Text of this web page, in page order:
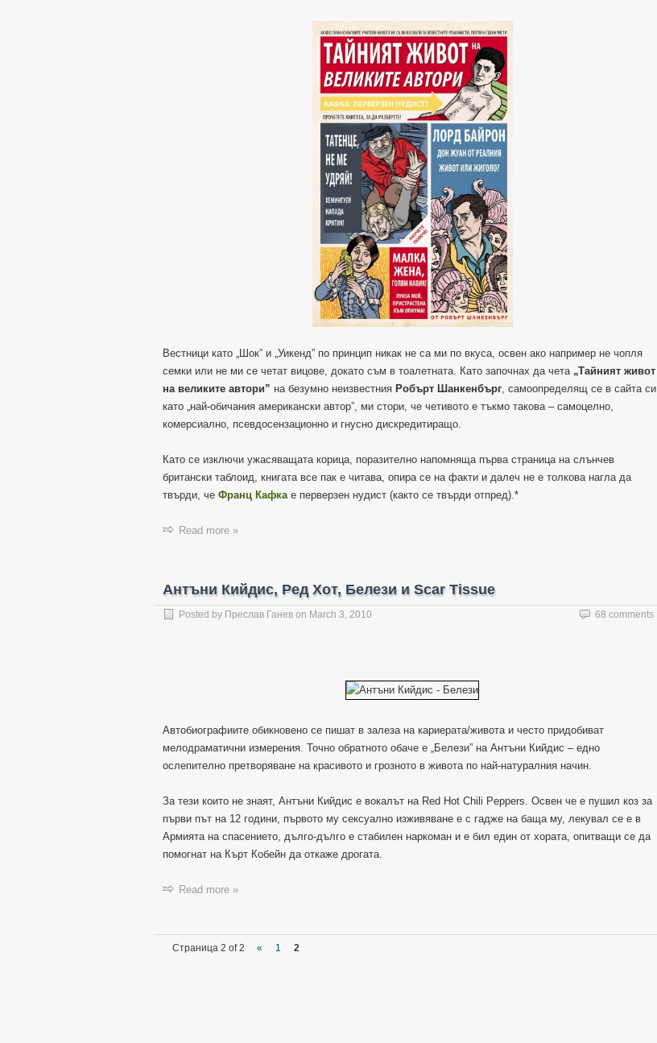
Вестници като „Шок” и „Уикенд” по принцип никак не са ми по вкуса, освен ако например не чопля
семки или не ми се четат вицове, докато съм в тоалетната. Като започнах да чета „Тайният живот
на великите автори” на безумно неизвестния Робърт Шанкенбърг, самоопределящ се в сайта си
като „най-обичания американски автор”, ми стори, че четивото е тъкмо такова – самоцелно,
комерсиално, псевдосензационно и гнусно дискредитиращо.
Като се изключи ужасяващата корица, поразително напомняща първа страница на слънчев
британски таблоид, книгата все пак е читава, опира се на факти и далеч не е толкова нагла да
твърди, че Франц Кафкае перверзен нудист (както се твърди отпред).*
Read more »
Антъни Кийдис, Ред Хот, Белези и Scar Tissue
Posted by Преслав Ганев on March 3, 2010 68 comments
Автобиографиите обикновено се пишат в залеза на кариерата/живота и често придобиват
мелодраматични измерения. Точно обратното обаче е „Белези” на Антъни Кийдис – едно
ослепително претворяване на красивото и грозното в живота по най-натуралния начин.
За тези които не знаят, Антъни Кийдис е вокалът на Red Hot Chili Peppers. Освен че е пушил коз за
първи път на 12 години, първото му сексуално изживяване е с гадже на баща му, лекувал се е в
Армията на спасението, дълго-дълго е стабилен наркоман и е бил един от хората, опитващи се да
помогнат на Кърт Кобейн да откаже дрогата.
Read more »
Страница 2 of 2 « 1 2